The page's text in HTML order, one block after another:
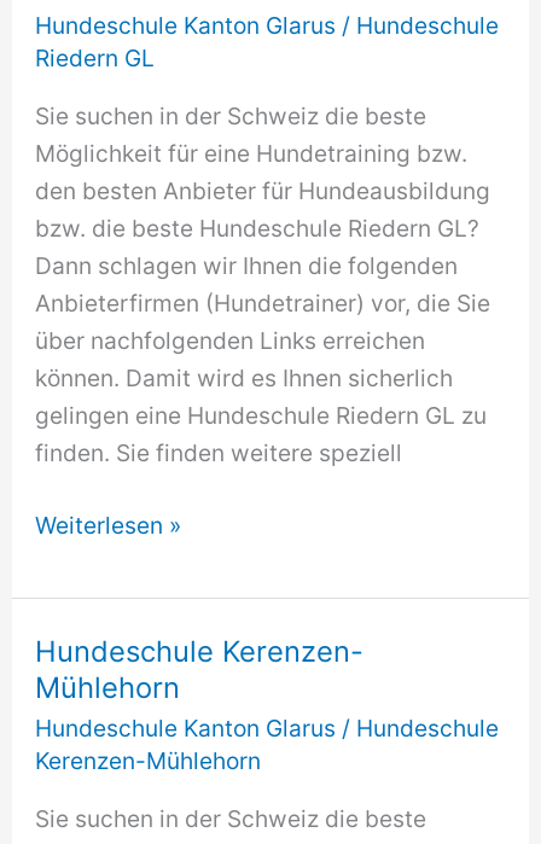
Hundeschule Kanton Glarus / Hundeschule
Riedern GL
Sie suchen in der Schweiz die beste
Möglichkeit für eine Hundetraining bzw.
den besten Anbieter für Hundeausbildung
bzw. die beste Hundeschule Riedern GL?
Dann schlagen wir Ihnen die folgenden
Anbieterfirmen (Hundetrainer) vor, die Sie
über nachfolgenden Links erreichen
können. Damit wird es Ihnen sicherlich
gelingen eine Hundeschule Riedern GL zu
finden. Sie finden weitere speziell
Hundeschule
GL
Weiterlesen »
Hundeschule Kerenzen-
Mühlehorn
Hundeschule Kanton Glarus / Hundeschule
Kerenzen-Mühlehorn
Sie suchen in der Schweiz die beste